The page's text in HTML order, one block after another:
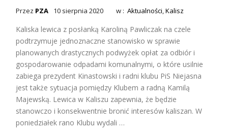
Przez PZA 10 sierpnia 2020 w :Aktualności ,Kalisz
Kaliska lewica z posłanką Karoliną Pawliczak na czele
podtrzymuje jednoznaczne stanowisko w sprawie
planowanych drastycznych podwyżek opłat za odbiór i
gospodarowanie odpadami komunalnymi, o które usilnie
zabiega prezydent Kinastowski i radni klubu PiS Niejasna
jest także sytuacja pomiędzy Klubem a radną Kamilą
Majewską. Lewica w Kaliszu zapewnia, że będzie
stanowczo i konsekwentnie bronić interesów kaliszan. W
poniedziałek rano Klubu wydali …